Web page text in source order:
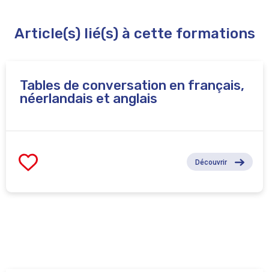
Article(s) lié(s) à cette formations
Tables de conversation en français,
néerlandais et anglais
Découvrir